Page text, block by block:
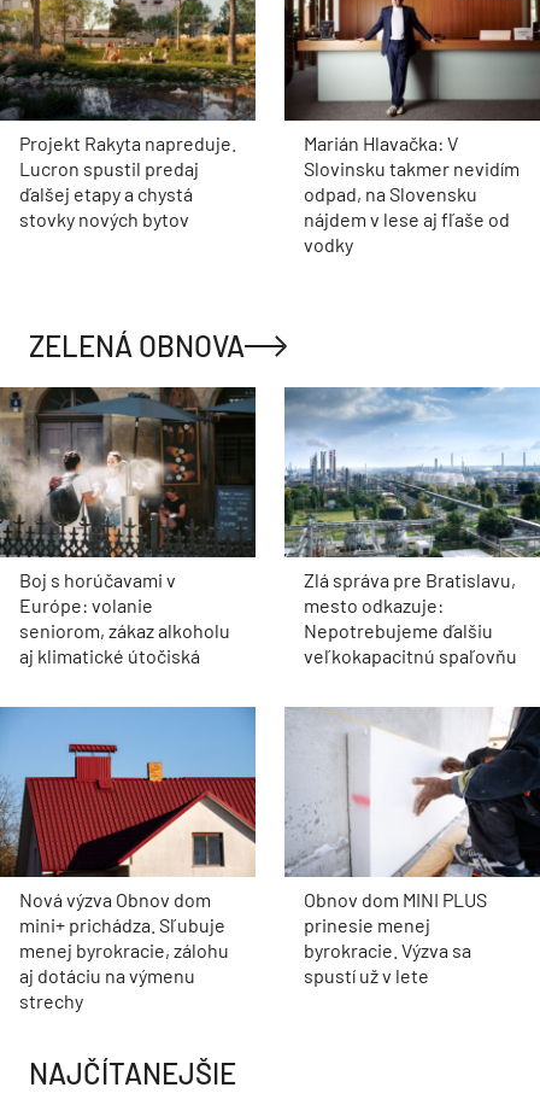
Projekt Rakyta napreduje.
Lucron spustil predaj
ďalšej etapy a chystá
stovky nových bytov
Marián Hlavačka: V
Slovinsku takmer nevidím
odpad, na Slovensku
nájdem v lese aj fľaše od
vodky
ZELENÁ OBNOVA
Boj s horúčavami v
Európe: volanie
seniorom, zákaz alkoholu
aj klimatické útočiská
Zlá správa pre Bratislavu,
mesto odkazuje:
Nepotrebujeme ďalšiu
veľkokapacitnú spaľovňu
Nová výzva Obnov dom
mini+ prichádza. Sľubuje
menej byrokracie, zálohu
aj dotáciu na výmenu
strechy
Obnov dom MINI PLUS
prinesie menej
byrokracie. Výzva sa
spustí už v lete
NAJČÍTANEJŠIE